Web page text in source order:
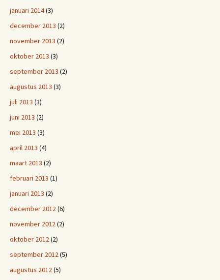
januari 2014(3)
december 2013 (2)
november 2013 (2)
oktober 2013 (3)
september 2013 (2)
augustus 2013 (3)
juli 2013 (3)
juni 2013 (2)
mei 2013 (3)
april 2013 (4)
maart 2013 (2)
februari 2013 (1)
januari 2013 (2)
december 2012(6)
november 2012(2)
oktober 2012(2)
september 2012(5)
augustus 2012(5)